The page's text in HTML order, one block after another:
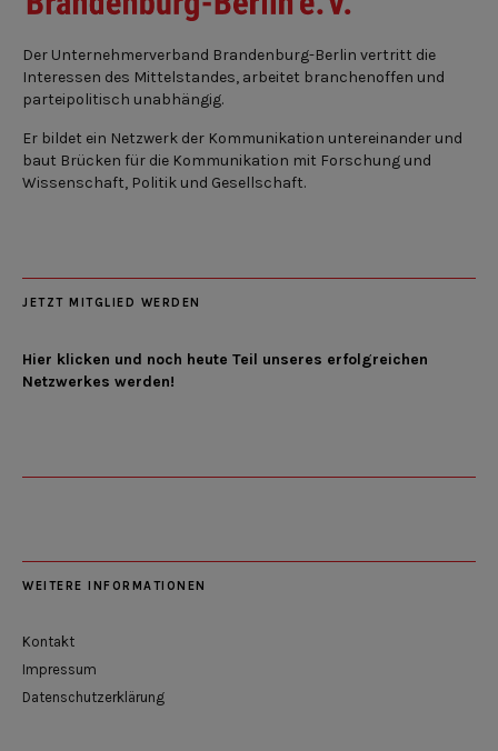
Der Unternehmerverband Brandenburg-Berlin vertritt die
Interessen des Mittelstandes, arbeitet branchenoffen und
parteipolitisch unabhängig.
Er bildet ein Netzwerk der Kommunikation untereinander und
baut Brücken für die Kommunikation mit Forschung und
Wissenschaft, Politik und Gesellschaft.
JETZT MITGLIED WERDEN
Hier klicken und noch heute Teil unseres erfolgreichen
Netzwerkes werden!
WEITERE INFORMATIONEN
Kontakt
Impressum
Datenschutzerklärung